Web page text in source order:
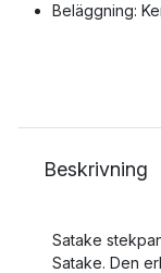
Beläggning:
Beskrivning
Satake
Satake. Den